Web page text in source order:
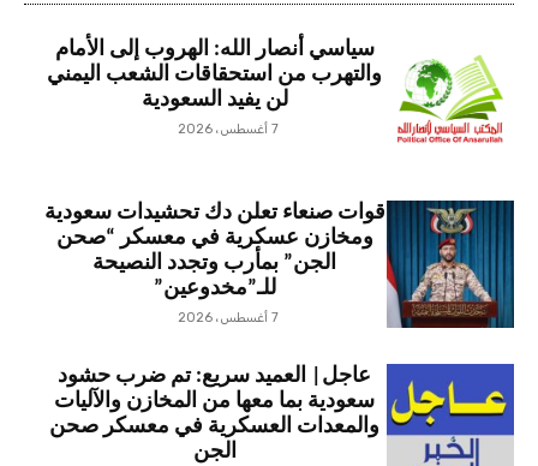
سياسي أنصار الله: الهروب إلى الأمام
والتهرب من استحقاقات الشعب اليمني
لن يفيد السعودية
7 أغسطس، 2026
قوات صنعاء تعلن دك تحشيدات سعودية
ومخازن عسكرية في معسكر “صحن
الجن” بمأرب وتجدد النصيحة
للـ”مخدوعين”
7 أغسطس، 2026
عاجل| العميد سريع: تم ضرب حشود
سعودية بما معها من المخازن والآليات
والمعدات العسكرية في معسكر صحن
الجن